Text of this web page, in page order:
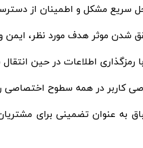
حل سریع مشکل و اطمینان از
شدن موثر هدف مورد نظر،
اطلاعات در حین
در همه سطوح اختصاصی را
به عنوان تضمینی برای